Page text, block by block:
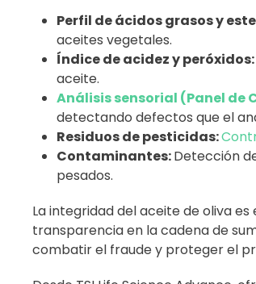
Perfil de ácidos grasos y
aceites vegetales.
Índice de acidez y peróxidos:
aceite.
Análisis sensorial (Panel de
detectando defectos que el
Residuos de pesticidas:
Contaminantes:Detección
pesados.
La integridad del aceite de oliva
transparencia en la cadena de
combatir el fraude y proteger el